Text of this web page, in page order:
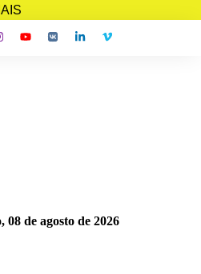
08 de agosto de 2026